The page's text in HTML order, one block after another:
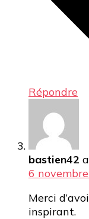
Répondre
bastien42
6
Merci
inspirant.